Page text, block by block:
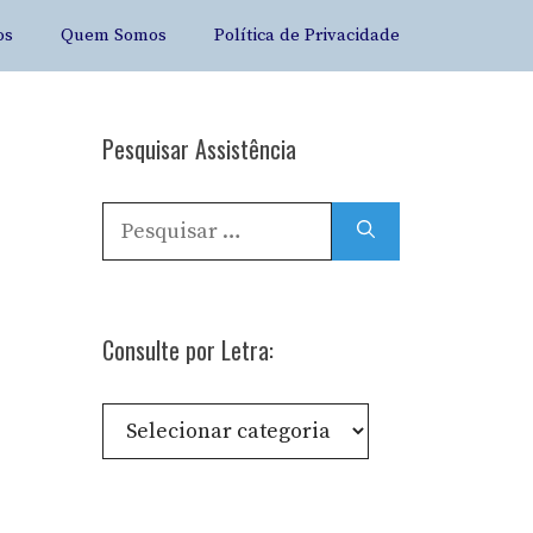
Quem Somos Política de Privacidade
Pesquisar Assistência
Pesquisar
por:
Consulte por Letra:
Consulte